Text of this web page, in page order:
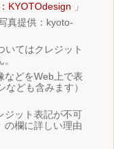
KYOTOdesign 」
真提供：kyoto-
てはクレジット
などをWeb上で表
ども含みます）
ジット表記が不可
の欄に詳しい理由